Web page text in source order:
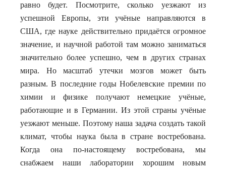
равно будет. Посмотрите, сколько уезжают из
успешной Европы, эти учёные направляются в
США, где науке действительно придаётся огромное
значение, и научной работой там можно заниматься
значительно более успешно, чем в других странах
мира. Но масштаб утечки мозгов может быть
разным. В последние годы Нобелевские премии по
химии и физике получают немецкие учёные,
работающие и в Германии. Из этой страны учёные
уезжают меньше. Поэтому наша задача создать такой
климат, чтобы наука была в стране востребована.
Когда она по-настоящему востребована, мы
снабжаем наши лаборатории хорошим новым